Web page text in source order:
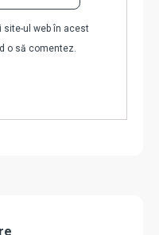
site-ul web în acest
o să comentez.